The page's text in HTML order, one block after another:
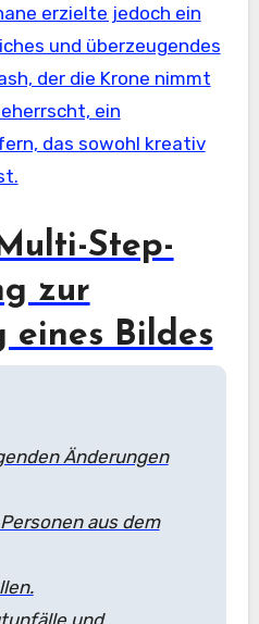
erzielte jedoch ein
und überzeugendes
der die Krone nimmt
ein
das sowohl kreativ
Step-
zur
eines Bildes
Änderungen
aus dem
und